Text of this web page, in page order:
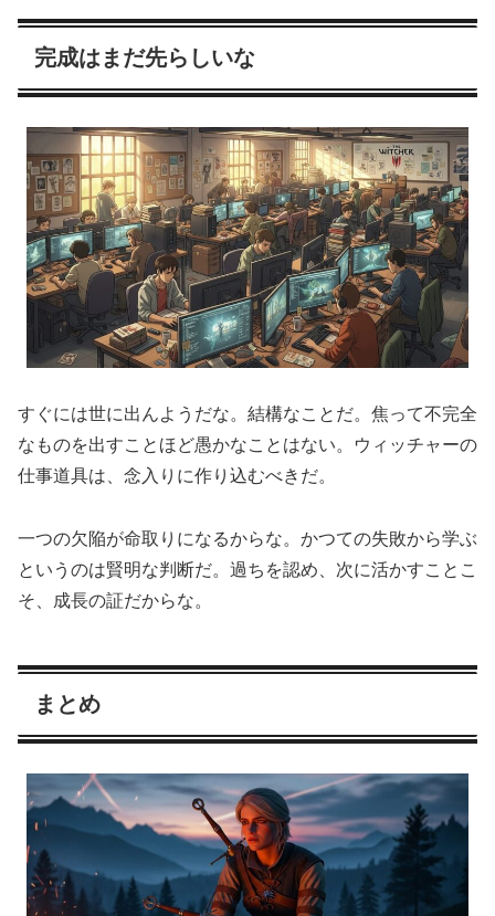
完成はまだ先らしいな
すぐには世に出んようだな。結構なことだ。焦って不完全
なものを出すことほど愚かなことはない。ウィッチャーの
仕事道具は、念入りに作り込むべきだ。
一つの欠陥が命取りになるからな。かつての失敗から学ぶ
というのは賢明な判断だ。過ちを認め、次に活かすことこ
そ、成長の証だからな。
まとめ